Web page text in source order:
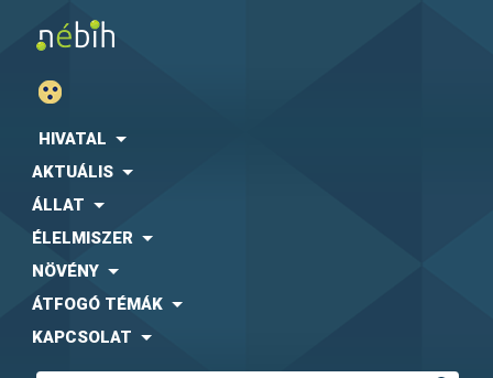
HIVATAL
AKTUÁLIS
ÁLLAT
ÉLELMISZER
NÖVÉNY
ÁTFOGÓ TÉMÁK
KAPCSOLAT